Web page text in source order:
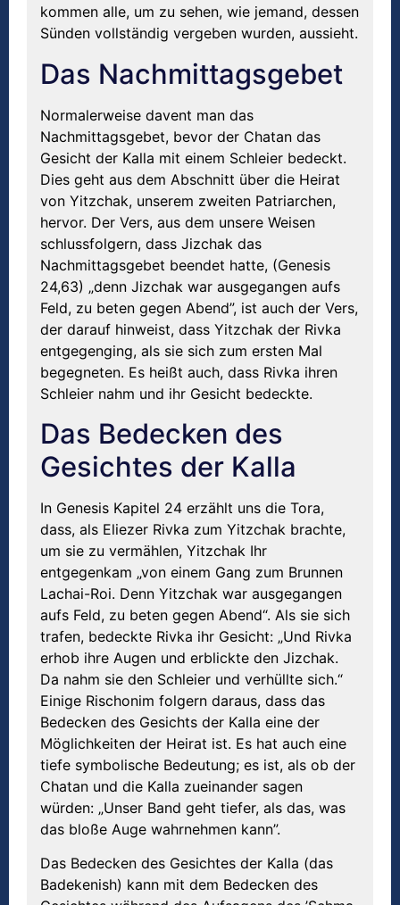
kommen alle, um zu sehen, wie jemand, dessen
Sünden vollständig vergeben wurden, aussieht.
Das Nachmittagsgebet
Normalerweise davent man das
Nachmittagsgebet, bevor der Chatan das
Gesicht der Kalla mit einem Schleier bedeckt.
Dies geht aus dem Abschnitt über die Heirat
von Yitzchak, unserem zweiten Patriarchen,
hervor. Der Vers, aus dem unsere Weisen
schlussfolgern, dass Jizchak das
Nachmittagsgebet beendet hatte, (Genesis
24,63) „denn Jizchak war ausgegangen aufs
Feld, zu beten gegen Abend”, ist auch der Vers,
der darauf hinweist, dass Yitzchak der Rivka
entgegenging, als sie sich zum ersten Mal
begegneten. Es heißt auch, dass Rivka ihren
Schleier nahm und ihr Gesicht bedeckte.
Das Bedecken des
Gesichtes der Kalla
In Genesis Kapitel 24 erzählt uns die Tora,
dass, als Eliezer Rivka zum Yitzchak brachte,
um sie zu vermählen, Yitzchak Ihr
entgegenkam „von einem Gang zum Brunnen
Lachai-Roi. Denn Yitzchak war ausgegangen
aufs Feld, zu beten gegen Abend“. Als sie sich
trafen, bedeckte Rivka ihr Gesicht: „Und Rivka
erhob ihre Augen und erblickte den Jizchak.
Da nahm sie den Schleier und verhüllte sich.“
Einige Rischonim folgern daraus, dass das
Bedecken des Gesichts der Kalla eine der
Möglichkeiten der Heirat ist. Es hat auch eine
tiefe symbolische Bedeutung; es ist, als ob der
Chatan und die Kalla zueinander sagen
würden: „Unser Band geht tiefer, als das, was
das bloße Auge wahrnehmen kann”.
Das Bedecken des Gesichtes der Kalla (das
Badekenish) kann mit dem Bedecken des